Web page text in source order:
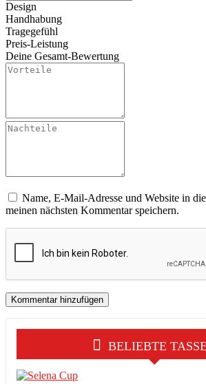
Design
Handhabung
Tragegefühl
Preis-Leistung
Deine Gesamt-Bewertung
Name, E-Mail-Adresse und Website in
meinen nächsten Kommentar speichern.
BELIEBTE